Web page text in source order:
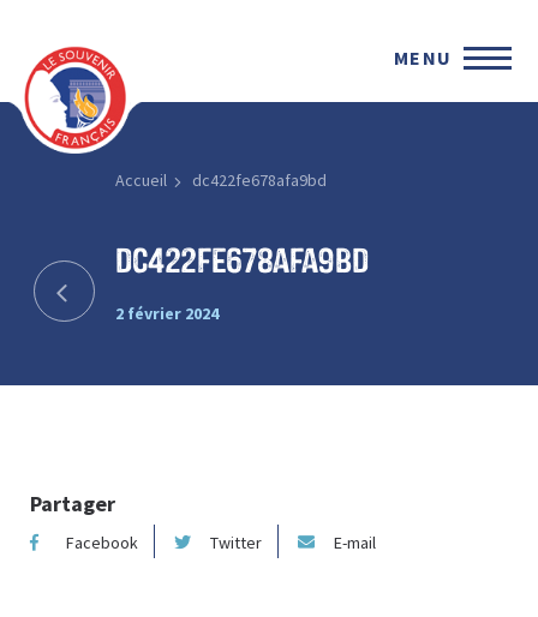
MENU
Accueil dc422fe678afa9bd
dc422fe678afa9bd
2 février 2024
Partager
Facebook Twitter E-mail